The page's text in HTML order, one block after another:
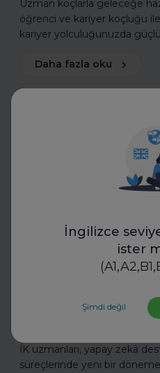
İngilizce
ister
Şimdi değil
Uzman koçlarla geleceğe
öğrenci ve kariyer koçluğu
kariyer yolculuğunuzda güçlü
Daha fazla oku
İK
Yapay Zekâ ile
İK uzmanları, yapay zekâ
süreçlerinde yeni bir